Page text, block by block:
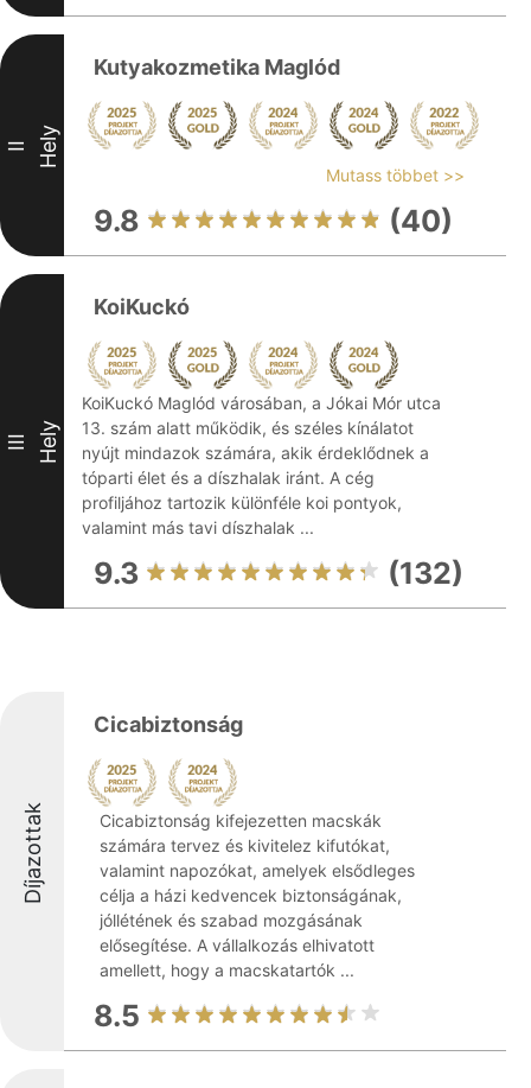
II Hely
Kutyakozmetika Maglód
Mutass többet >>
9.8 (40)
III Hely
KoiKuckó
KoiKuckó Maglód városában, a Jókai Mór utca
13. szám alatt működik, és széles kínálatot
nyújt mindazok számára, akik érdeklődnek a
tóparti élet és a díszhalak iránt. A cég
profiljához tartozik különféle koi pontyok,
valamint más tavi díszhalak ...
9.3 (132)
Díjazottak
Cicabiztonság
Cicabiztonság kifejezetten macskák
számára tervez és kivitelez kifutókat,
valamint napozókat, amelyek elsődleges
célja a házi kedvencek biztonságának,
jóllétének és szabad mozgásának
elősegítése. A vállalkozás elhivatott
amellett, hogy a macskatartók ...
8.5